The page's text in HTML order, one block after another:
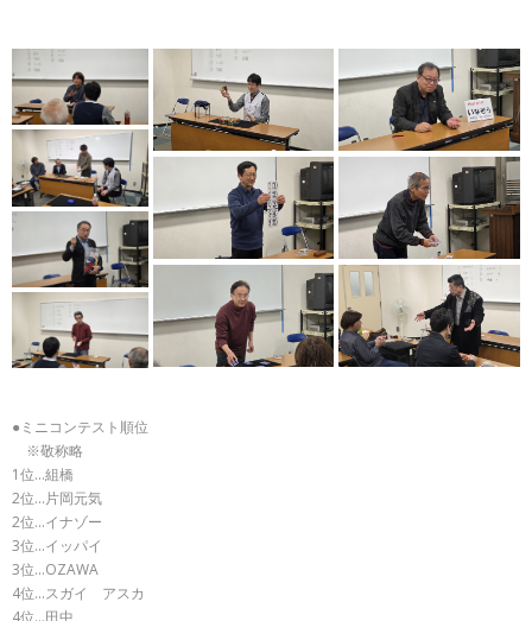
●ミニコンテスト順位
※敬称略
1位…組橋
2位…片岡元気
2位…イナゾー
3位…イッパイ
3位…OZAWA
4位…スガイ アスカ